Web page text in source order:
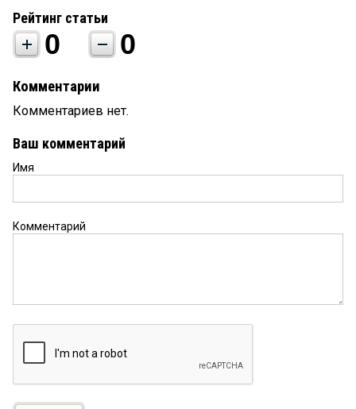
Рейтинг статьи
0 0
Комментарии
Комментариев нет.
Ваш комментарий
Имя
Комментарий